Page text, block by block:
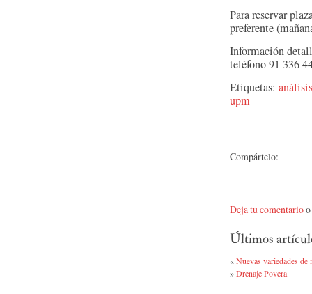
Para reservar
preferente
Información
teléfono 91 336
Etiquetas: análisis
upm
Compártelo:
Deja tu comentario
Últimos
«Nuevas variedades
»Drenaje Povera